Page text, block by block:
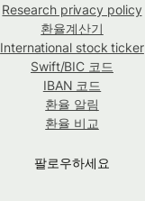
Research privacy policy
환율계산기
International stock ticker
Swift/BIC 코드
IBAN 코드
환율 알림
환율 비교
팔로우하세요